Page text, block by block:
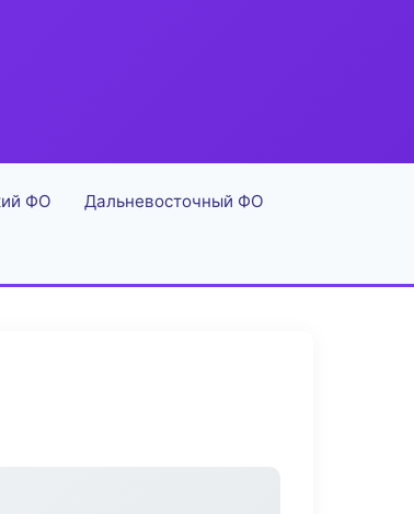
ФО Дальневосточный ФО